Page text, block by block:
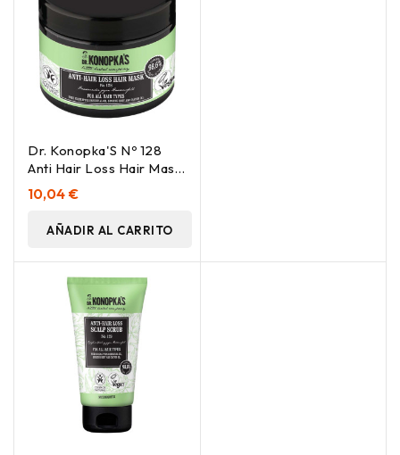
Dr. Konopka'S Nº 128
Anti Hair Loss Hair Mask
300Ml
10,04 €
AÑADIR AL CARRITO